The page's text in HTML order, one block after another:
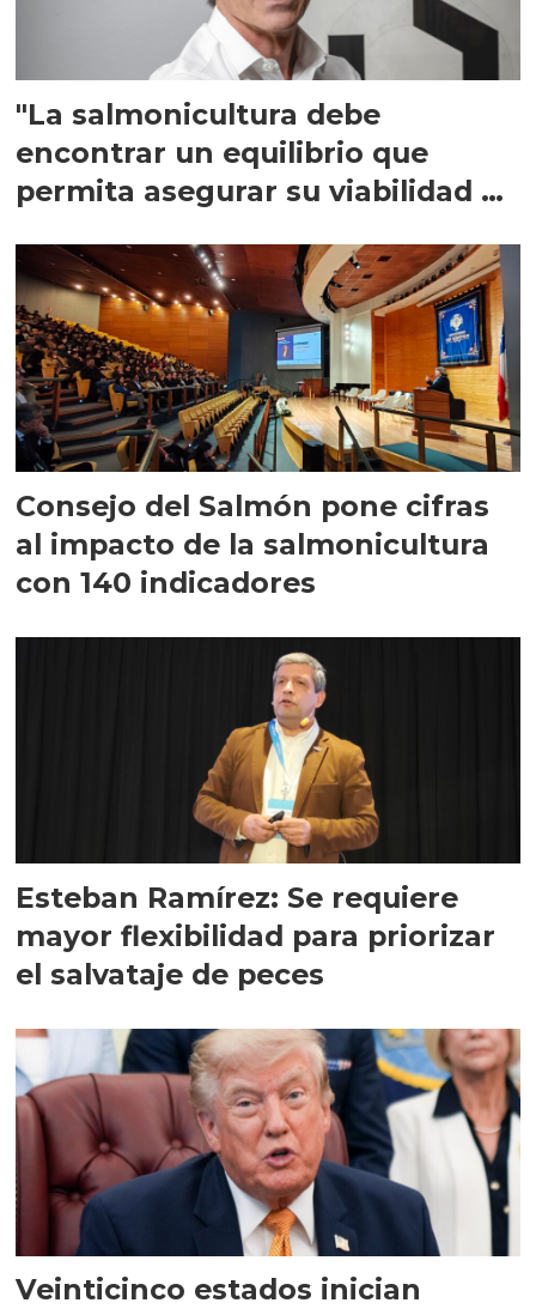
"La salmonicultura debe
encontrar un equilibrio que
permita asegurar su viabilidad de
Consejo del Salmón pone cifras
al impacto de la salmonicultura
con 140 indicadores
Esteban Ramírez: Se requiere
mayor flexibilidad para priorizar
el salvataje de peces
Veinticinco estados inician